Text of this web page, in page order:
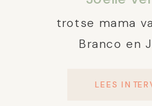
LEES
trotse mama
Branco en